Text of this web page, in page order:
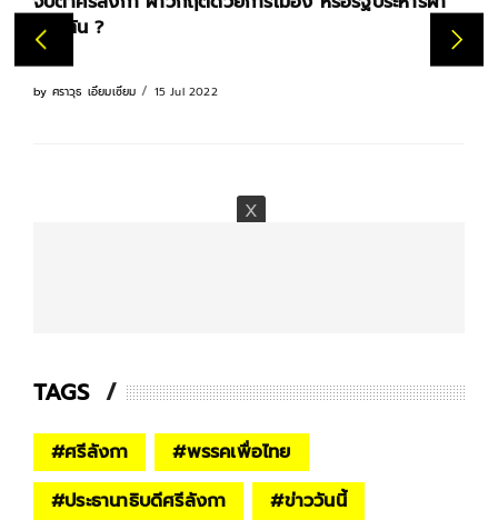
ทางตัน ?
by ศราวุธ เอี่ยมเซี่ยม 15 Jul 2022
TAGS
#ศรีลังกา #พรรคเพื่อไทย
#ประธานาธิบดีศรีลังกา #ข่าววันนี้